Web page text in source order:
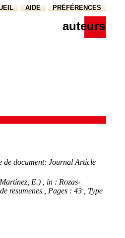
AIDE PRÉFÉRENCES
auteurs
de document: Journal Article
E.)
, in : Rozas-
resumenes , Pages : 43
, Type